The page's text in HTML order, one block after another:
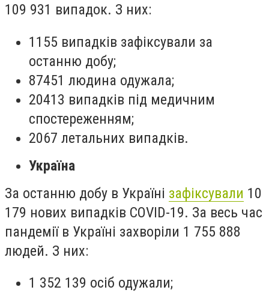
109 931 випадок. З них:
1155 випадків зафіксували за
останню добу;
87451 людина одужала;
20413 випадків під медичним
спостереженням;
2067 летальних випадків.
Україна
За останню добу в Україні зафіксували 10
179 нових випадків COVID-19. За весь час
пандемії в Україні захворіли 1 755 888
людей. З них:
1 352 139 осіб одужали;